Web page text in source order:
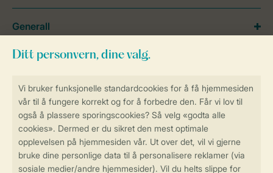
Sikker og rask online booking
Sikker datahåndtering
Generall
Service
Betalingsmuligheder